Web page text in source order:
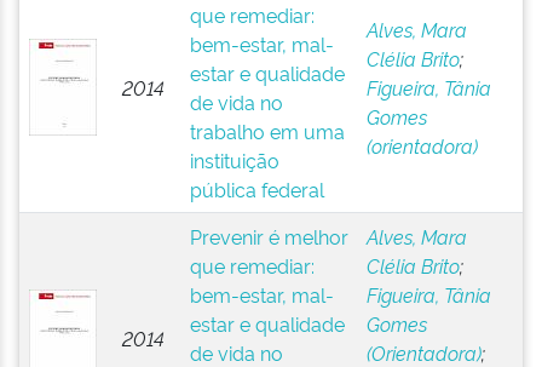
2014
que remediar:
bem-estar, mal-
estar e qualidade
de vida no
trabalho em uma
instituição
pública federal
Alves, Mara
Clélia Brito;
Figueira, Tânia
Gomes
(orientadora)
2014
Prevenir é melhor
que remediar:
bem-estar, mal-
estar e qualidade
de vida no
Alves, Mara
Clélia Brito;
Figueira, Tânia
Gomes
(Orientadora);